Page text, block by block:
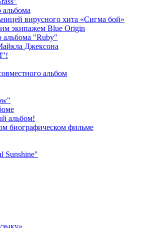
вирусного хита «Сигма бой»
экипажем Blue Origin
альбома "Ruby"
Джексона
альбом
альбом!
биографическом фильме
Sunshine"